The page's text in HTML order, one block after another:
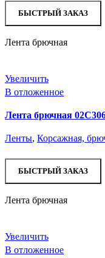
БЫСТРЫЙ ЗАКАЗ
Лента брючная
Увеличить
В отложенное
Лента брючная
Ленты, Корсажная,
БЫСТРЫЙ ЗАКАЗ
Лента брючная
Увеличить
В отложенное